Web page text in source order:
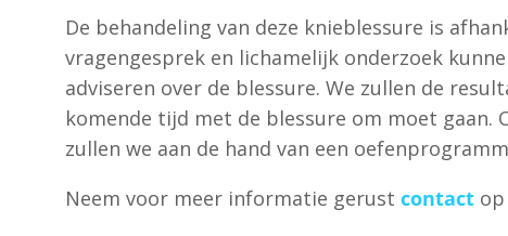
De behandeling van deze knieblessure is
vragengesprek en lichamelijk onderzoek
adviseren over de blessure. We zullen de
komende tijd met de blessure om moet
zullen we aan de hand van een
Neem voor meer informatie gerust contact